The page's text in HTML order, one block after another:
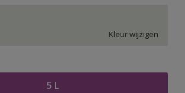
Kleur wijzigen
5 L